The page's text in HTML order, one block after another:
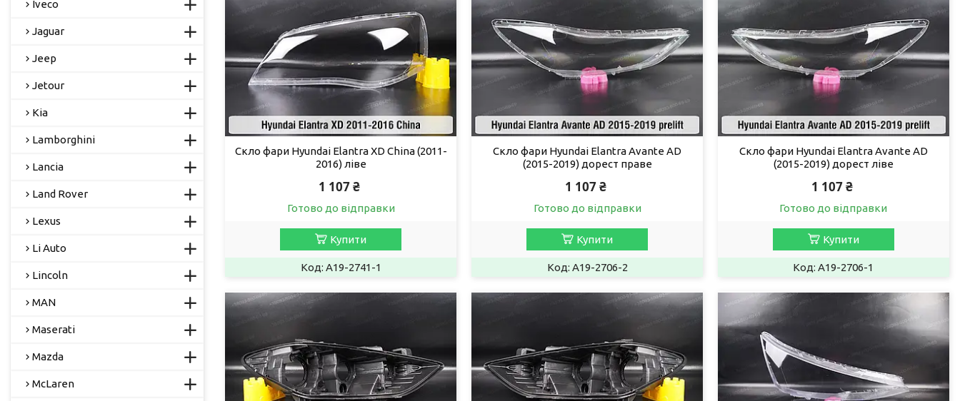
Скло фари Hyundai Elantra XD China (2011-
2016) ліве
1 107 ₴
Готово до відправки
Купити
A19-2741-1
Скло фари Hyundai Elantra Avante AD
(2015-2019) дорест праве
1 107 ₴
Готово до відправки
Купити
A19-2706-2
Скло фари Hyundai Elantra Avante AD
(2015-2019) дорест ліве
1 107 ₴
Готово до відправки
Купити
A19-2706-1
Iveco
Jaguar
Jeep
Jetour
Kia
Lamborghini
Lancia
Land Rover
Lexus
Li Auto
Lincoln
MAN
Maserati
Mazda
McLaren